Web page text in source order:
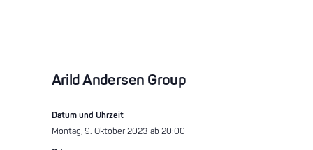
Arild Andersen Group
Datum und Uhrzeit
Montag, 9. Oktober 2023 ab 20:00